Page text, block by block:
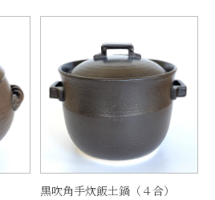
黒吹角手炊飯土鍋（４合）